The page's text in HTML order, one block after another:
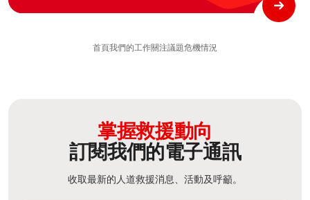
首頁我們的工作關注議題危機情況
掌握救援動向
訂閱我們的電子通訊
收取最新的人道救援消息、活動及呼籲。